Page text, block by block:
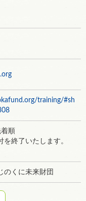
training/#sh
順
を終了いたします。
くに未来財団